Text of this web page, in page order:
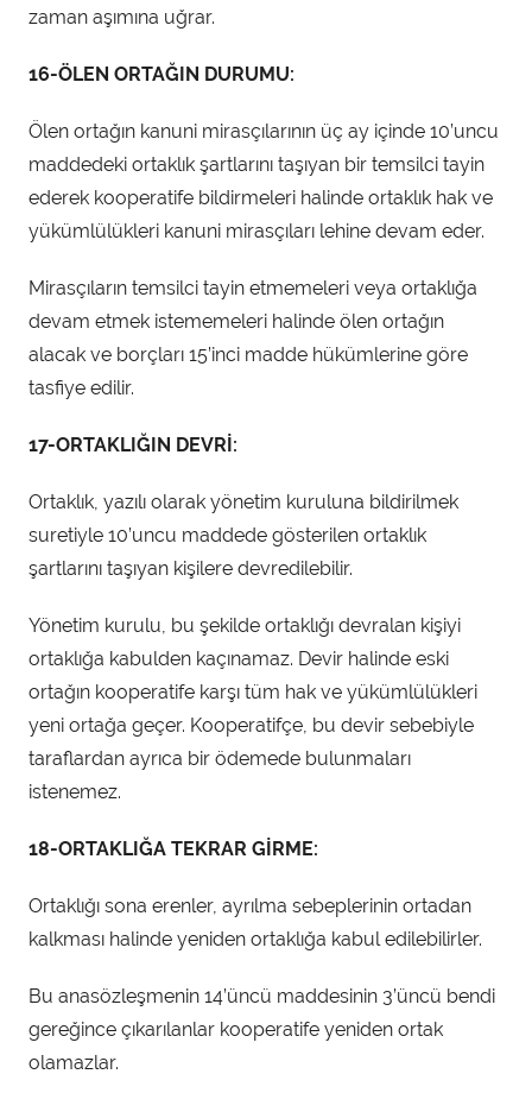
zaman aşımına uğrar.
16-ÖLEN ORTAĞIN DURUMU:
Ölen ortağın kanuni mirasçılarının üç ay içinde 10’uncu
maddedeki ortaklık şartlarını taşıyan bir temsilci tayin
ederek kooperatife bildirmeleri halinde ortaklık hak ve
yükümlülükleri kanuni mirasçıları lehine devam eder.
Mirasçıların temsilci tayin etmemeleri veya ortaklığa
devam etmek istememeleri halinde ölen ortağın
alacak ve borçları 15’inci madde hükümlerine göre
tasfiye edilir.
17-ORTAKLIĞIN DEVRİ:
Ortaklık, yazılı olarak yönetim kuruluna bildirilmek
suretiyle 10’uncu maddede gösterilen ortaklık
şartlarını taşıyan kişilere devredilebilir.
Yönetim kurulu, bu şekilde ortaklığı devralan kişiyi
ortaklığa kabulden kaçınamaz. Devir halinde eski
ortağın kooperatife karşı tüm hak ve yükümlülükleri
yeni ortağa geçer. Kooperatifçe, bu devir sebebiyle
taraflardan ayrıca bir ödemede bulunmaları
istenemez.
18-ORTAKLIĞA TEKRAR GİRME:
Ortaklığı sona erenler, ayrılma sebeplerinin ortadan
kalkması halinde yeniden ortaklığa kabul edilebilirler.
Bu anasözleşmenin 14’üncü maddesinin 3’üncü bendi
gereğince çıkarılanlar kooperatife yeniden ortak
olamazlar.